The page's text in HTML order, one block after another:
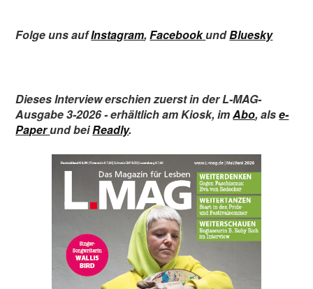
Folge uns aufInstagram,FacebookundBluesky
Dieses Interview erschien zuerst in der L-MAG-
Ausgabe 3-2026 -erhältlich am Kiosk,imAbo,alse-
Paperund beiReadly.